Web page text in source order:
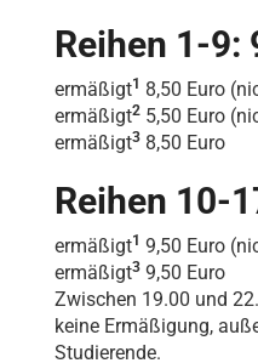
Reihen 1-9:
ermäßigt1 8,50 Euro
ermäßigt2 5,50 Euro
ermäßigt3 8,50 Euro
Reihen 10-
ermäßigt1 9,50 Euro
ermäßigt3 9,50 Euro
Zwischen 19.00 und
keine Ermäßigung,
Studierende.